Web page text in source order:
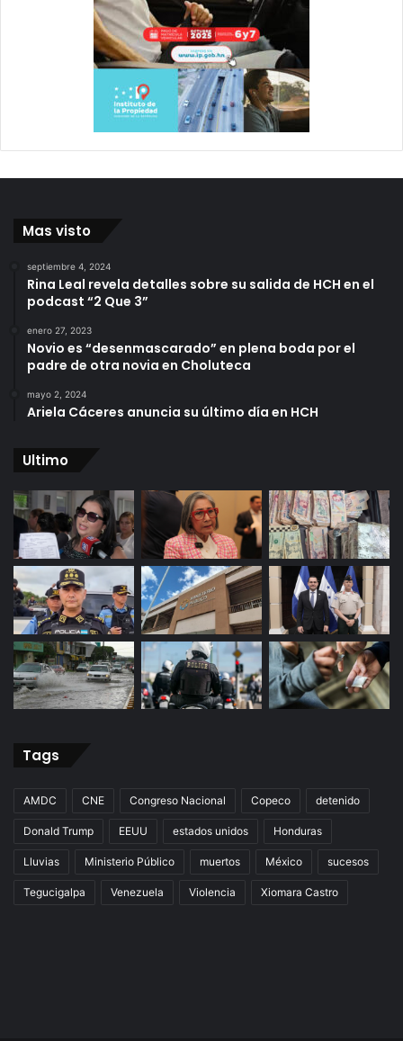
Mas visto
septiembre 4, 2024
Rina Leal revela detalles sobre su salida de HCH en el
podcast “2 Que 3”
enero 27, 2023
Novio es “desenmascarado” en plena boda por el
padre de otra novia en Choluteca
mayo 2, 2024
Ariela Cáceres anuncia su último día en HCH
Ultimo
Tags
AMDC CNE Congreso Nacional Copeco detenido
Donald Trump EEUU estados unidos Honduras
Lluvias Ministerio Público muertos México sucesos
Tegucigalpa Venezuela Violencia Xiomara Castro